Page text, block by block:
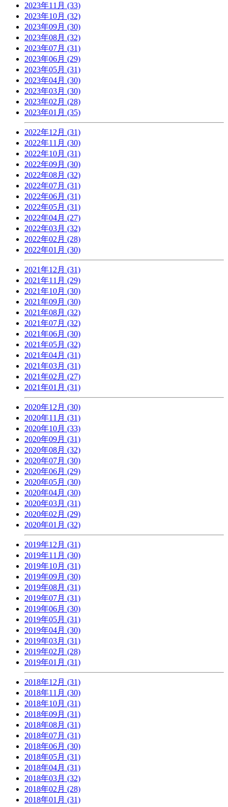
2023年11月 (33)
2023年10月 (32)
2023年09月 (30)
2023年08月 (32)
2023年07月 (31)
2023年06月 (29)
2023年05月 (31)
2023年04月 (30)
2023年03月 (30)
2023年02月 (28)
2023年01月 (35)
2022年12月 (31)
2022年11月 (30)
2022年10月 (31)
2022年09月 (30)
2022年08月 (32)
2022年07月 (31)
2022年06月 (31)
2022年05月 (31)
2022年04月 (27)
2022年03月 (32)
2022年02月 (28)
2022年01月 (30)
2021年12月 (31)
2021年11月 (29)
2021年10月 (30)
2021年09月 (30)
2021年08月 (32)
2021年07月 (32)
2021年06月 (30)
2021年05月 (32)
2021年04月 (31)
2021年03月 (31)
2021年02月 (27)
2021年01月 (31)
2020年12月 (30)
2020年11月 (31)
2020年10月 (33)
2020年09月 (31)
2020年08月 (32)
2020年07月 (30)
2020年06月 (29)
2020年05月 (30)
2020年04月 (30)
2020年03月 (31)
2020年02月 (29)
2020年01月 (32)
2019年12月 (31)
2019年11月 (30)
2019年10月 (31)
2019年09月 (30)
2019年08月 (31)
2019年07月 (31)
2019年06月 (30)
2019年05月 (31)
2019年04月 (30)
2019年03月 (31)
2019年02月 (28)
2019年01月 (31)
2018年12月 (31)
2018年11月 (30)
2018年10月 (31)
2018年09月 (31)
2018年08月 (31)
2018年07月 (31)
2018年06月 (30)
2018年05月 (31)
2018年04月 (31)
2018年03月 (32)
2018年02月 (28)
2018年01月 (31)